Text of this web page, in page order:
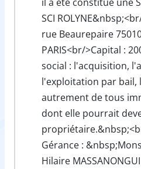
SCI
rue Beaurepaire
PARIS<br/>Capital :
social : l'acquisition,
l'exploitation par bail,
autrement de tous
dont elle pourrait
Gérance :
Hilaire MASSANONGUI